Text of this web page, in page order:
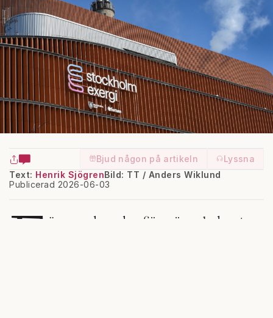
Bjud någon på artikeln
Lyssna
Text: Henrik Sjögren
Publicerad 2026-06-03
Bild: TT / Anders Wiklund
F örra veckan slog fjärrvärmebolaget